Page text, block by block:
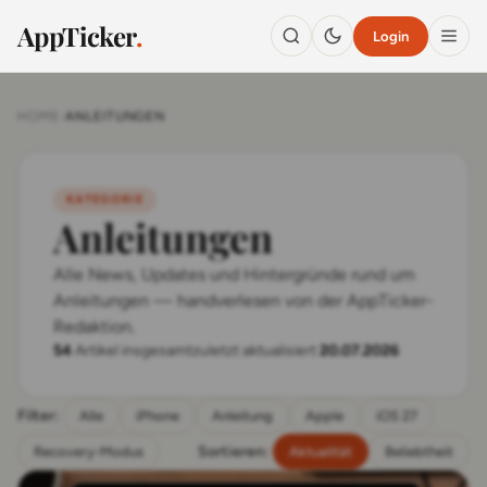
AppTicker. Login
ANLEITUNGEN
KATEGORIE
Anleitungen
Alle News, Updates und Hintergründe rund um
Anleitungen — handverlesen von der AppTicker-
Redaktion.
54 Artikel insgesamtzuletzt aktualisiert 20.07.2026
Filter: Alle iPhone Anleitung Apple
Recovery-Modus Sortieren: Aktualität Beliebtheit